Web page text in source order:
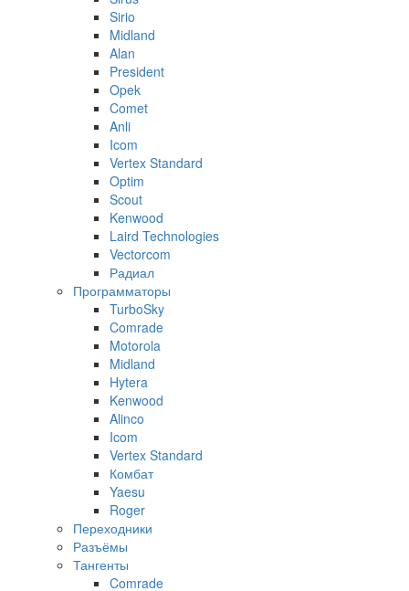
Sirio
Midland
Alan
President
Opek
Comet
Anli
Icom
Vertex Standard
Optim
Scout
Kenwood
Laird Technologies
Vectorcom
Радиал
Программаторы
TurboSky
Comrade
Motorola
Midland
Hytera
Kenwood
Alinco
Icom
Vertex Standard
Комбат
Yaesu
Roger
Переходники
Разъёмы
Тангенты
Comrade